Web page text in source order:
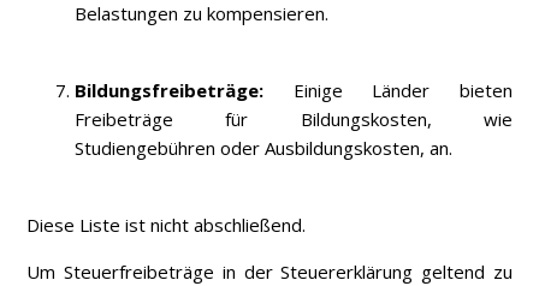
Belastungen zu kompensieren.
Bildungsfreibeträge: Einige Länder bieten
Freibeträge für Bildungskosten, wie
Studiengebühren oder Ausbildungskosten, an.
Diese Liste ist nicht abschließend.
Um Steuerfreibeträge in der Steuererklärung geltend zu